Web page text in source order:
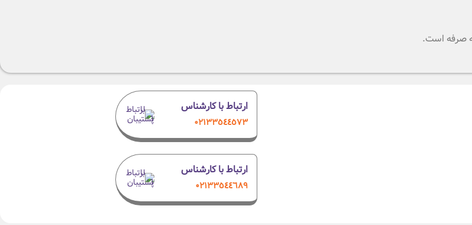
صرفه است.
ارتباط با کارشناس
۰٢١٣٣٥٤٤٥٧٣
ارتباط با کارشناس
۰۲۱٣٣٥٤٤٦٨٩